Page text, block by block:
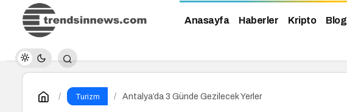
Anasayfa Haberler Kripto Blog
Turizm Antalya’da 3 Günde Gezilecek Yerler